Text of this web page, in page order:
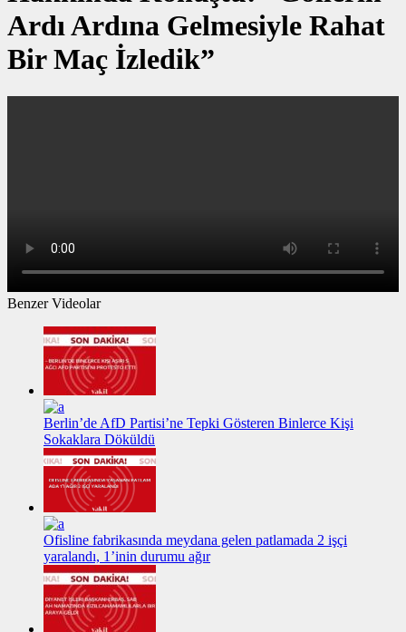
Ardı Ardına Gelmesiyle Rahat
Bir Maç İzledik”
Benzer Videolar
Berlin’de AfD Partisi’ne Tepki Gösteren Binlerce Kişi
Sokaklara Döküldü
Ofisline fabrikasında meydana gelen patlamada 2 işçi
yaralandı, 1’inin durumu ağır